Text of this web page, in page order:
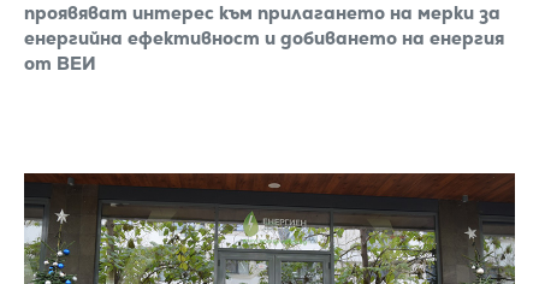
проявяват интерес към прилагането на мерки за
енергийна ефективност и добиването на енергия
от ВЕИ